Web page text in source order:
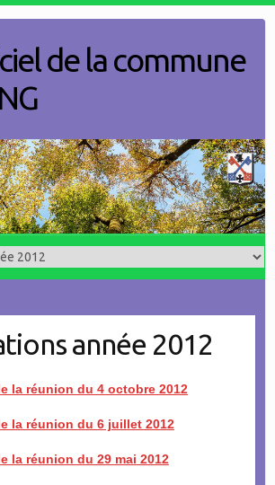
de la commune
année 2012
la réunion du 4 octobre 2012
la réunion du 6 juillet 2012
la réunion du 29 mai 2012